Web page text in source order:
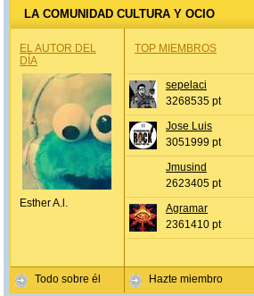
LA COMUNIDAD CULTURA Y OCIO
EL AUTOR DEL
DÍA
Esther A.l.
Todo sobre él
TOP MIEMBROS
sepelaci
3268535 pt
Jose Luis
3051999 pt
Jmusind
2623405 pt
Agramar
2361410 pt
Hazte miembro